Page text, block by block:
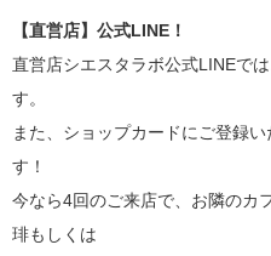
【直営店】公式LINE！
直営店シエスタラボ公式LINEで
す。
また、ショップカードにご登録
す！
今なら4回のご来店で、お隣のカ
琲もしくは